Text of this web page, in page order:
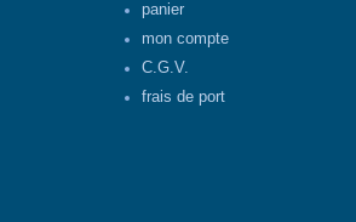
panier
mon compte
C.G.V.
frais de port